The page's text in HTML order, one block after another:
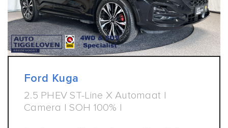
Ford Kuga
2.5 PHEV ST-Line X Automaat |
Camera | SOH 100% |